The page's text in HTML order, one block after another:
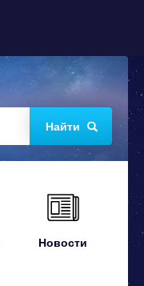
Найти
Новости